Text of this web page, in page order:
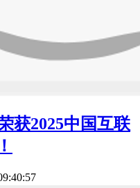
获2025中国互联